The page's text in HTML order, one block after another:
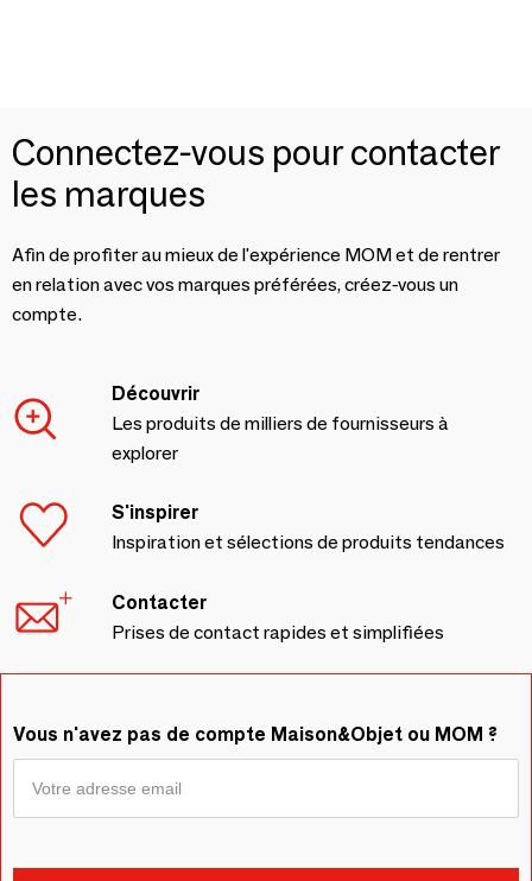
Connectez-vous pour contacter
les marques
Afin de profiter au mieux de l'expérience MOM et de rentrer
en relation avec vos marques préférées, créez-vous un
compte.
Découvrir
Les produits de milliers de fournisseurs à
explorer
S'inspirer
Inspiration et sélections de produits tendances
Contacter
Prises de contact rapides et simplifiées
Vous n'avez pas de compte Maison&Objet ou MOM ?